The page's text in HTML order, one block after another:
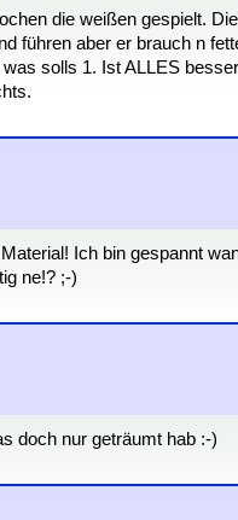
die weißen gespielt.
führen aber er brauch n
solls 1. Ist ALLES
Ich bin gespannt
ne!? ;-)
doch nur geträumt hab :-)